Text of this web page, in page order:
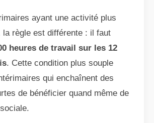
ayant une activité plus
la règle est différente : il faut
heures de travail sur les 12
. Cette condition plus souple
qui enchaînent des
de bénéficier quand même de